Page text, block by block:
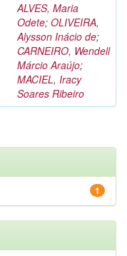
ALVES, Maria
Odete; OLIVEIRA,
Alysson Inácio de;
CARNEIRO, Wendell
Márcio Araújo;
MACIEL, Iracy
Soares Ribeiro
1